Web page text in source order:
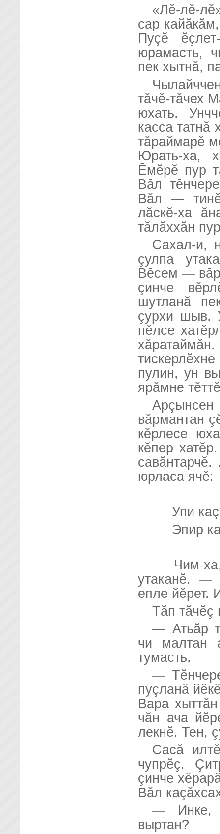
«Лĕ-лĕ-
сар
Пуçĕ
юрамасть,
пек хытнă,
тăчĕ-тăчех
юхать.
касса татнă
тăраймарĕ
Юрать-ха,
Ĕмĕрĕ пур
Вăл
Вăл —
лăскĕ-ха
тăлăххăн
Сахал-и,
çулпа
Вĕсем —
çинче
шутланă
çурхи шыв.
пĕлсе
пулин, ун
ярăмне
вăрмантан
кĕрлесе
кĕпер
юрласа ячĕ:
Упи
Эпир
— Чим-
утаканĕ. —
епле йĕрет.
Тăп тăчĕç
— Атьăр
чи малтан
тумасть.
—
пуçланă
Вара
чăн ача
лекнĕ. Тен,
Сасă
чупрĕç.
çинче
Вăл
— Инке,
выртан?